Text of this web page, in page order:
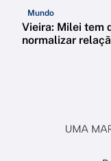
Mundo
Vieira: Milei tem
normalizar